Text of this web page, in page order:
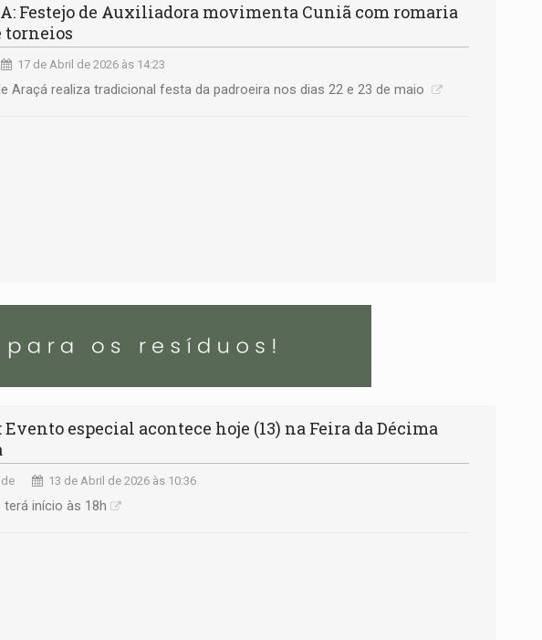
Festejo de Auxiliadora movimenta Cuniã com romaria
17 de Abril de 2026 às 14:23
Araçá realiza tradicional festa da padroeira nos dias 22 e 23 de maio
Evento especial acontece hoje (13) na Feira da Décima
13 de Abril de 2026 às 10:36
terá início às 18h